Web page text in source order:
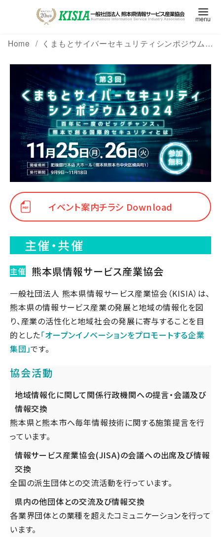
Home くまもとサイバーセキュリティシンポジウム2024
イベント案内チラシ Download
主催・共催
主催 熊本県情報サービス産業協会
一般社団法人 熊本県情報サービス産業協会（KISIA）は、
熊本県の情報サービス産業の発展と地域の情報化を図
り、産業の活性化と地域社会の発展に寄与することを目
的とした「オープンイノベーションをプロモートする企業
集団」です。
協会活動
地域情報化に関して関係行政機関への提言・会議及び
情報交換
熊本県と熊本市へ毎年情報技術に関する施策提言を行
っています。
情報サービス産業協会(JISA)の会議への出席及び情報
交換
全国の派生団体との交流活動を行っています。
県内の他団体との交流及び情報交換
各業界団体との業種を超えたコミュニケーションを行って
います。